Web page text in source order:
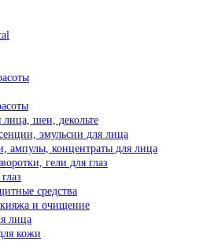
шеи, декольте
эмульсии для лица
ампулы, концентраты для лица
гели для глаз
средства
и очищение
лица
кожи